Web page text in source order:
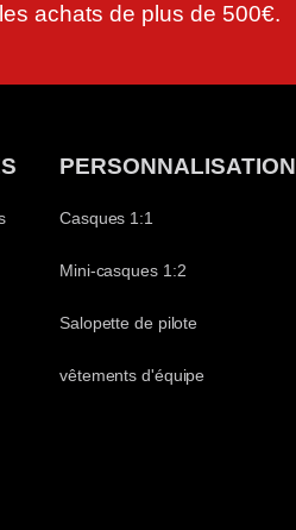
achats de plus de 500€.
PERSONNALISATION
Casques 1:1
Mini-casques 1:2
Salopette de pilote
vêtements d'équipe